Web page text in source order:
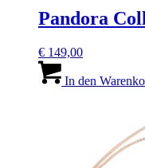
Pandora
€ 149,00
In den